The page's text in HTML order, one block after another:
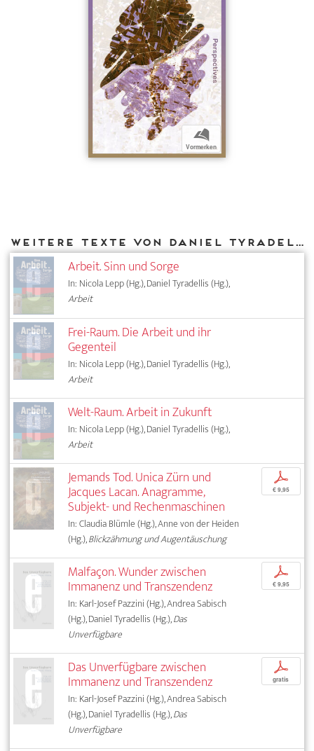
b
Vormerken
Weitere Texte von Daniel Tyradellis bei DIAPHANES
Arbeit. Sinn und Sorge
In: Nicola Lepp (Hg.), Daniel Tyradellis (Hg.),
Arbeit
Frei-Raum. Die Arbeit und ihr
Gegenteil
In: Nicola Lepp (Hg.), Daniel Tyradellis (Hg.),
Arbeit
Welt-Raum. Arbeit in Zukunft
In: Nicola Lepp (Hg.), Daniel Tyradellis (Hg.),
Arbeit
Jemands Tod. Unica Zürn und
Jacques Lacan. Anagramme,
Subjekt- und Rechenmaschinen
In: Claudia Blümle (Hg.), Anne von der Heiden
(Hg.),Blickzähmung und Augentäuschung
p
€ 9,95
Malfaçon. Wunder zwischen
Immanenz und Transzendenz
In: Karl-Josef Pazzini (Hg.), Andrea Sabisch
(Hg.), Daniel Tyradellis (Hg.),Das
Unverfügbare
p
€ 9,95
Das Unverfügbare zwischen
Immanenz und Transzendenz
In: Karl-Josef Pazzini (Hg.), Andrea Sabisch
(Hg.), Daniel Tyradellis (Hg.),Das
Unverfügbare
p
gratis